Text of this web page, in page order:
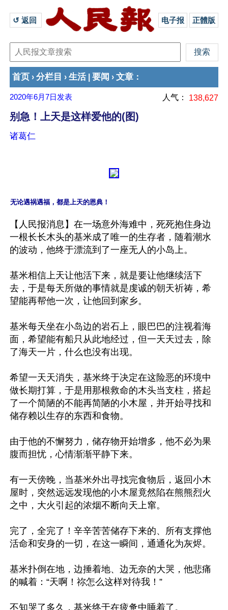
↺ 返回 电子报 正體版
首页 › 分栏目 › 生活 要闻 › 文章 ：
2020年6月7日 发表 人气： 138,627
别急！上天是这样爱他的(图)
诸葛仁
【人民报消息】在一场意外海难中，死死抱住身边
一根长长木头的基米成了唯一的生存者，随着潮水
的波动，他终于漂流到了一座无人的小岛上。
基米相信上天让他活下来，就是要让他继续活下
去，于是每天所做的事情就是虔诚的朝天祈祷，希
望能再帮他一次，让他回到家乡。
基米每天坐在小岛边的岩石上，眼巴巴的注视着海
面，希望能有船只从此地经过，但一天天过去，除
了海天一片，什么也没有出现。
希望一天天消失，基米终于决定在这险恶的环境中
做长期打算，于是用那根救命的木头当支柱，搭起
了一个简陋的不能再简陋的小木屋，并开始寻找和
储存赖以生存的东西和食物。
由于他的不懈努力，储存物开始增多，他不必为果
腹而担忧，心情渐渐平静下来。
有一天傍晚，当基米外出寻找完食物后，返回小木
屋时，突然远远发现他的小木屋竟然陷在熊熊烈火
之中，大火引起的浓烟不断向天上窜。
完了，全完了！辛辛苦苦储存下来的、所有支撑他
活命和安身的一切，在这一瞬间，通通化为灰烬。
基米扑倒在地，边捶着地、边无奈的大哭，他悲痛
的喊着：“天啊！祢怎么这样对待我！”
不知哭了多久，基米终于在疲惫中睡着了。